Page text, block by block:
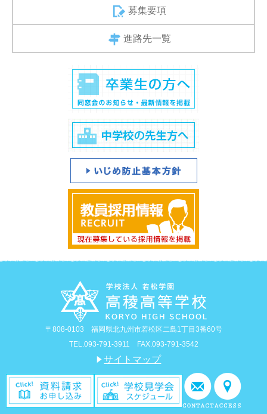
募集要項
進路先一覧
〒808-0103 福岡県北九州市若松区二島1丁目3番60号
TEL.093-791-3911 FAX.093-791-3542
サイトマップ